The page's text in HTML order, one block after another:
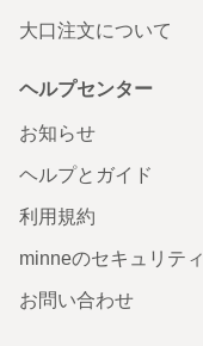
大口注文について
ヘルプセンター
お知らせ
ヘルプとガイド
利用規約
minneのセキュリティ
お問い合わせ